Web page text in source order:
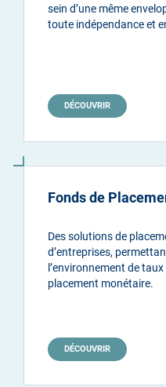
sein d’une même
toute indépendance et
DÉCOUVRIR
Fonds de
Des solutions de
d’entreprises,
l’environnement de
placement monétaire.
DÉCOUVRIR